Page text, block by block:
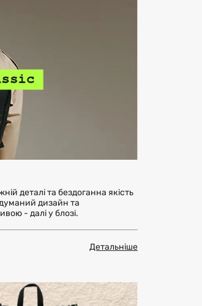
деталі та бездоганна якість
дизайн та
- далі у блозі.
Детальніше